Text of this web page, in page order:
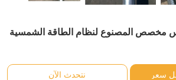
مخصص المصنوع لنظام الطاقة الشمسية
سعر نتحدث الآن